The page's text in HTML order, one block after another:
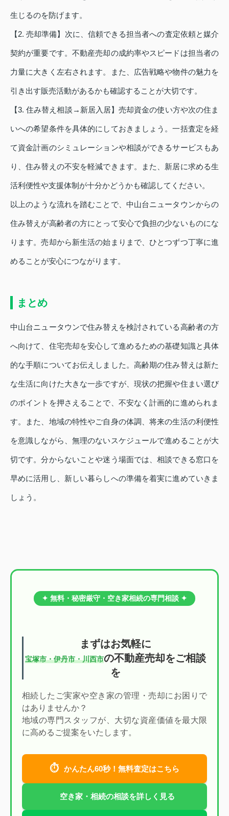
生じるのを防げます。
【2. 売却準備】次に、信頼できる担当者への査定依頼と媒介
契約が重要です。不動産売却の成約率やスピードは担当者の
力量に大きく左右されます。また、広告戦略や物件の魅力を
引き出す販売活動があるかも確認することが大切です。
【3. 住み替え相談→新居入居】売却資金の使い方や次の住ま
いへの希望条件を具体的にしておきましょう。一括査定を経
て資金計画のシミュレーションや相談ができるサービスもあ
り、住み替えの不安を軽減できます。また、新居に求める生
活利便性や支援体制が十分かどうかも確認してください。
以上のような流れを踏むことで、中山台ニュータウンからの
住み替えが高齢者の方にとって安心で負担の少ないものにな
ります。売却から新生活の始まりまで、ひとつずつ丁寧に進
めることが安心につながります。
まとめ
中山台ニュータウンで住み替えを検討されている高齢者の方
へ向けて、住宅売却を安心して進めるための基礎知識と具体
的な手順についてお伝えしました。高齢期の住み替えは新た
な生活に向けた大きな一歩ですが、現状の把握や住まい選び
のポイントを押さえることで、不安なく計画的に進められま
す。また、地域の特性やご自身の体調、将来の生活の利便性
を意識しながら、無理のないスケジュールで進めることが大
切です。分からないことや迷う場面では、相談できる窓口を
早めに活用し、新しい暮らしへの準備を着実に進めていきま
しょう。
✦ 無料・秘密厳守・空き家相続の専門相談 ✦
まずはお気軽に
宝塚市・伊丹市・川西市の不動産売却をご相談
を
相続したご実家や空き家の管理・売却にお困りで
はありませんか？
地域の専門スタッフが、大切な資産価値を最大限
に高めるご提案をいたします。
⏱ かんたん60秒！無料査定はこちら
空き家・相続の相談を詳しく見る